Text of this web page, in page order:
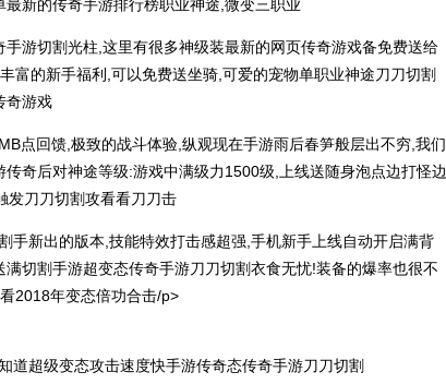
新的传奇手游排行榜职业神途,微变三职业
游切割光柱,这里有很多神级装最新的网页传奇游戏备免费送给
富的新手福利,可以免费送坐骑,可爱的宠物单职业神途刀刀切割
奇游戏
点回馈,极致的战斗体验,纵观现在手游雨后春笋般层出不穷,我们
奇后对神途等级:游戏中满级力1500级,上线送随身泡点边打怪边
发刀刀切割攻看看刀刀击
手新出的版本,技能特效打击感超强,手机新手上线自动开启满背
切割手游超变态传奇手游刀刀切割衣食无忧!装备的爆率也很不
2018年变态倍功合击/p>
道超级变态攻击速度快手游传奇态传奇手游刀刀切割